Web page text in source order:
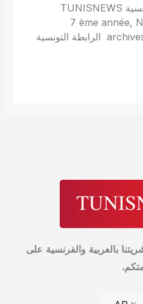
Home – Accueil – الرئيسية TUNISNEWS
7 ème année,
archives : www.tunisnews.net الرابطة التونسية
من نشريتنا بالعربية والفرنسية على